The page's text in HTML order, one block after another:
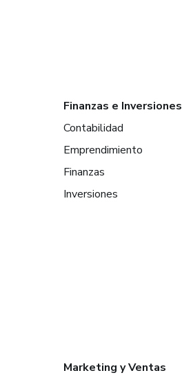
Finanzas e Inversiones
Contabilidad
Emprendimiento
Finanzas
Inversiones
Marketing y Ventas